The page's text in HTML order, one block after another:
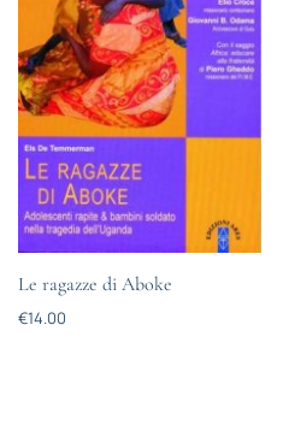
Le ragazze di Aboke
€14.00